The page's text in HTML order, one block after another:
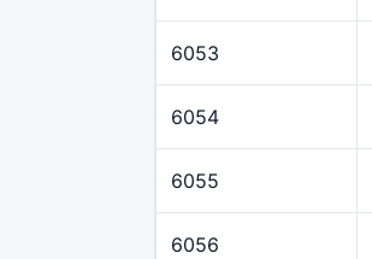
6053
6054
6055
6056